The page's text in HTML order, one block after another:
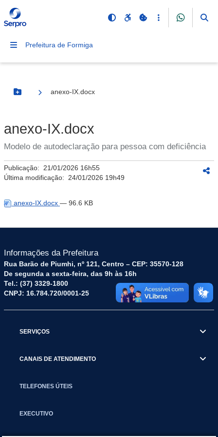
Prefeitura de Formiga
Botão Menu
anexo-IX.docx
anexo-IX.docx
Modelo de autodeclaração para pessoa com deficiência
Publicação: 21/01/2026 16h55
Última modificação: 24/01/2026 19h49
anexo-IX.docx — 96.6 KB
Informações da Prefeitura
Rua Barão de Piumhi, nº 121, Centro – CEP: 35570-128
De segunda a sexta-feira, das 9h às 16h
Tel.: (37) 3329-1800
CNPJ: 16.784.720/0001-25
SERVIÇOS
CANAIS DE ATENDIMENTO
TELEFONES ÚTEIS
EXECUTIVO